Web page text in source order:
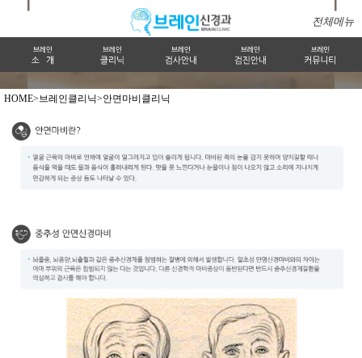
전체메뉴
HOME>브레인클리닉>안면마비클리닉